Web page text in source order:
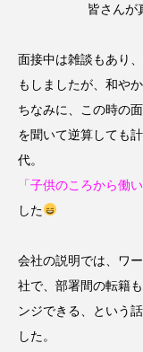
皆さんが
面接中は雑談もあり
もしましたが、和や
ちなみに、この時の
を聞いて逆算しても
代。
「子供のころから働
した
会社の説明では、ワ
社で、部署間の転籍
ンジできる、という
した。